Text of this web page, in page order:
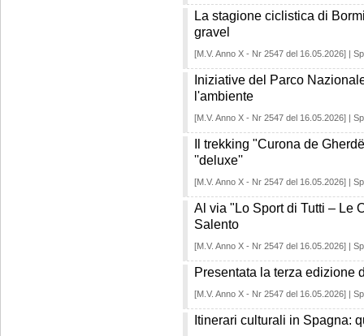
La stagione ciclistica di
gravel
[M.V. Anno X - Nr 2547 del 16.05.2026] |
Iniziative del Parco
l'ambiente
[M.V. Anno X - Nr 2547 del 16.05.2026] |
Il trekking "Curona de
''deluxe''
[M.V. Anno X - Nr 2547 del 16.05.2026] |
Al via "Lo Sport di Tutti – Le
Salento
[M.V. Anno X - Nr 2547 del 16.05.2026] |
Presentata la terza edizione
[M.V. Anno X - Nr 2547 del 16.05.2026] |
Itinerari culturali in Spagna: